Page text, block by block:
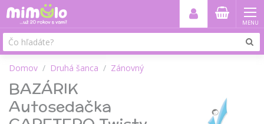
MENU
Domov Druhá šanca Zánovný
BAZÁRIK
Autosedačka